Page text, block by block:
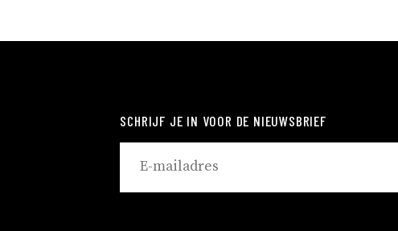
SCHRIJF JE IN VOOR DE NIEUWSBRIEF